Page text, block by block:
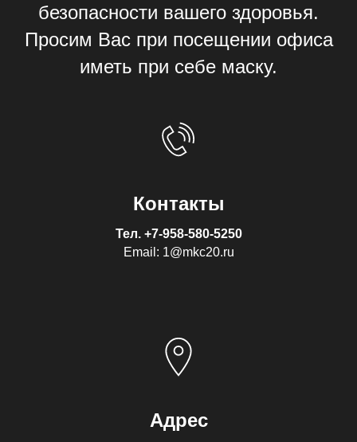
безопасности вашего здоровья.
Просим Вас при посещении офиса
иметь при себе маску.
Контакты
Тел. +7-958-580-5250
Email: 1@mkc20.ru
Адрес